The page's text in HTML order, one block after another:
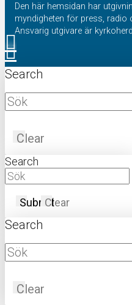
Den här hemsidan har
myndigheten för press, radio
Ansvarig utgivare är
Search
Clear
Search
SubmitClear
Search
Clear